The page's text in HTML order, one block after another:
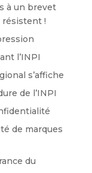
à un brevet
résistent !
l’INPI
s’affiche
de l’INPI
de marques
du